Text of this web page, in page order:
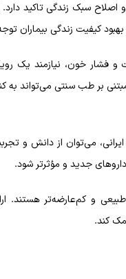
سبک زندگی تاکید
کیفیت زندگی بیماران
و فشار خون، نیازمند یک
بر طب سنتی می‌تواند به
می‌توان از دانش و
جدید و مؤثرتر شود.
و کم‌عارضه‌تر هستند.
کند.